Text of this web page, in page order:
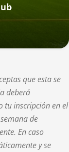
que esta se
deberá
tu inscripción en el
de
En caso
y se